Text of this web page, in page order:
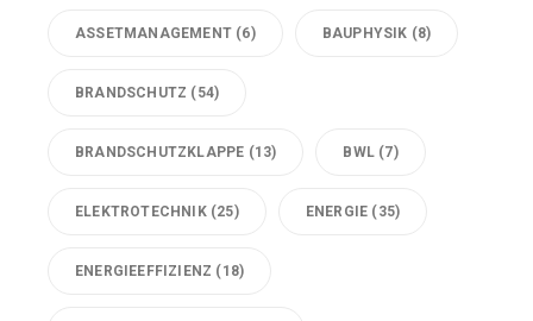
ASSETMANAGEMENT (6) BAUPHYSIK (8)
BRANDSCHUTZ (54)
BRANDSCHUTZKLAPPE (13) BWL (7)
ELEKTROTECHNIK(25) ENERGIE (35)
ENERGIEEFFIZIENZ (18)